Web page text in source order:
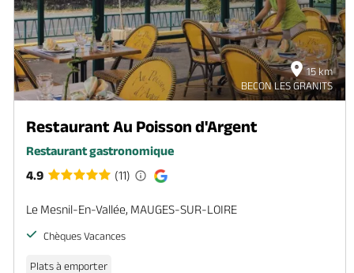
15 km
BECON LES GRANITS
Restaurant Au Poisson d'Argent
Restaurant gastronomique
4.9
(11)
Le Mesnil-En-Vallée, MAUGES-SUR-LOIRE
Chèques Vacances
Plats à emporter